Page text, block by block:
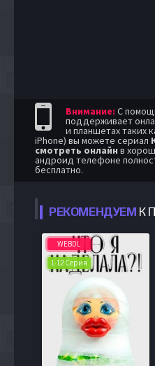
Внимание: С
поддерживает
и планшетах таких
iPhone) вы можете сериал
смотреть онлайн в
андроид телефоне
бесплатно.
РЕКОМЕНДУЕМ К
WEBDL
1-12 Серия